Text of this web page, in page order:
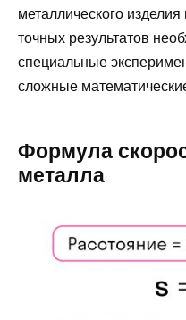
металлического
точных результатов
специальные
сложные
Формула
металла